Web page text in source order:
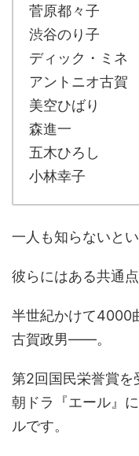
菅原都々子
渋谷のり子
ディック・ミネ
アントニオ古賀
美空ひばり
森進一
五木ひろし
小林幸子
一人も知らないと
彼らにはある共通点
半世紀かけて4000
古賀政男――。
第2回国民栄誉賞
朝ドラ『エール』
ルです。